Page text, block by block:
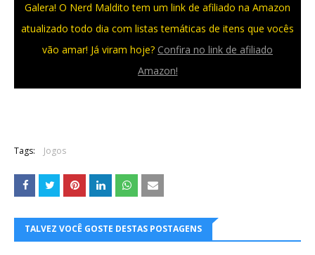
Galera! O Nerd Maldito tem um link de afiliado na Amazon
atualizado todo dia com listas temáticas de itens que vocês
vão amar! Já viram hoje? Confira no link de afiliado
Amazon!
Tags: Jogos
TALVEZ VOCÊ GOSTE DESTAS POSTAGENS